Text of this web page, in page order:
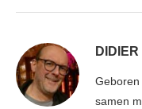
samen